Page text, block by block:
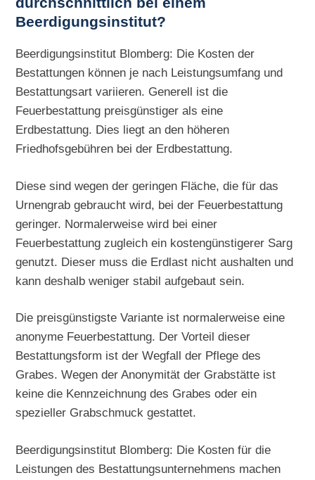
Beerdigungsinstitut?
Beerdigungsinstitut Blomberg: Die Kosten der
Bestattungen können je nach Leistungsumfang und
Bestattungsart variieren. Generell ist die
Feuerbestattung preisgünstiger als eine
Erdbestattung. Dies liegt an den höheren
Friedhofsgebühren bei der Erdbestattung.
Diese sind wegen der geringen Fläche, die für das
Urnengrab gebraucht wird, bei der Feuerbestattung
geringer. Normalerweise wird bei einer
Feuerbestattung zugleich ein kostengünstigerer Sarg
genutzt. Dieser muss die Erdlast nicht aushalten und
kann deshalb weniger stabil aufgebaut sein.
Die preisgünstigste Variante ist normalerweise eine
anonyme Feuerbestattung. Der Vorteil dieser
Bestattungsform ist der Wegfall der Pflege des
Grabes. Wegen der Anonymität der Grabstätte ist
keine die Kennzeichnung des Grabes oder ein
spezieller Grabschmuck gestattet.
Beerdigungsinstitut Blomberg: Die Kosten für die
Leistungen des Bestattungsunternehmens machen